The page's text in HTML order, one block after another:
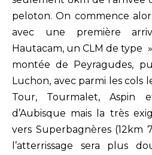
peloton. On commence
avec une première
Hautacam, un CLM de type
montée de Peyragudes,
Luchon, avec parmi les cols
Tour, Tourmalet, Aspin
d’Aubisque mais la très
vers Superbagnères (12km
l’atterrissage sera plus